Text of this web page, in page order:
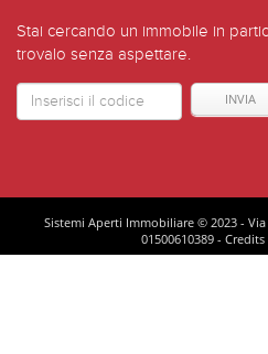
Stai cercando un immobile in
trovalo senza aspettare.
Codice
Immoble
Sistemi Aperti Immobiliare © 2023 -
01500610389 - Credits